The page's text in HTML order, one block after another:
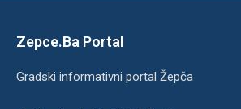
Zepce.Ba Portal
Gradski informativni portal Žepča